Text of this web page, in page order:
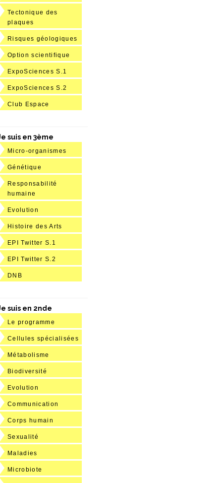
Tectonique des
plaques
Risques géologiques
Option scientifique
ExpoSciences S.1
ExpoSciences S.2
Club Espace
suis en 3ème
Micro-organismes
Génétique
Responsabilité
humaine
Evolution
Histoire des Arts
EPI Twitter S.1
EPI Twitter S.2
DNB
suis en 2nde
Le programme
Cellules spécialisées
Métabolisme
Biodiversité
Evolution
Communication
Corps humain
Sexualité
Maladies
Microbiote